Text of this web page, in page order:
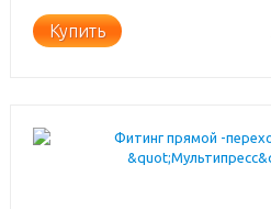
Купить